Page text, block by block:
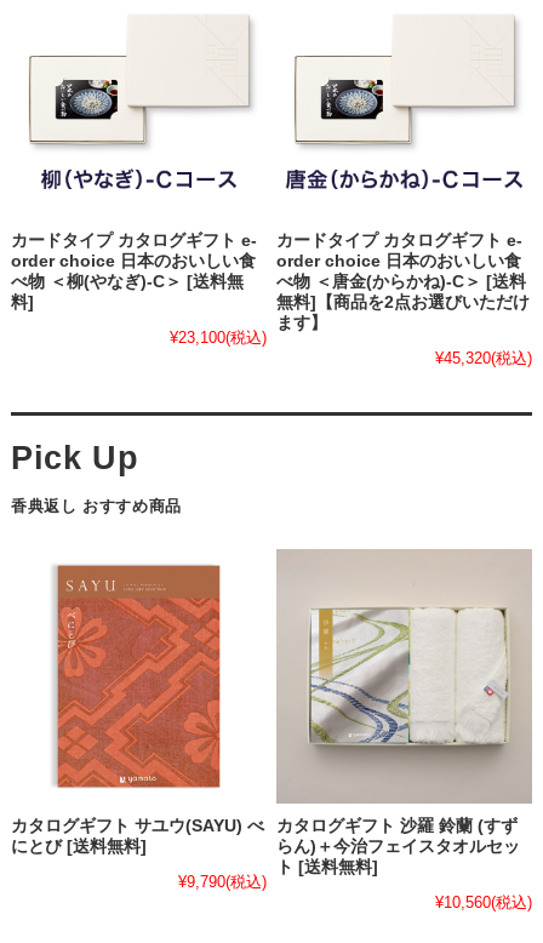
カードタイプ カタログギフト e-
order choice 日本のおいしい食
べ物 ＜柳(やなぎ)-C＞ [送料無
料]
¥23,100(税込)
カードタイプ カタログギフト e-
order choice 日本のおいしい食
べ物 ＜唐金(からかね)-C＞ [送料
無料]【商品を2点お選びいただけ
ます】
¥45,320(税込)
香典返し おすすめ商品
カタログギフト サユウ(SAYU) べ
にとび [送料無料]
¥9,790(税込)
カタログギフト 沙羅 鈴蘭 (すず
らん)＋今治フェイスタオルセッ
ト [送料無料]
¥10,560(税込)